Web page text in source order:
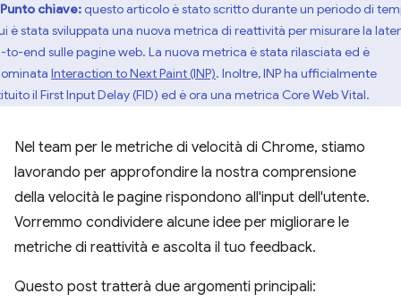
Punto chiave:questo articolo è stato scritto durante un periodo di
è stata sviluppata una nuova metrica di reattività per misurare la
to-end sulle pagine web. La nuova metrica è stata rilasciata ed è
Interaction to Next Paint (INP). Inoltre, INP ha ufficialmente
il First Input Delay (FID) ed è ora una metrica Core Web Vital.
Nel team per le metriche di velocità di Chrome, stiamo
lavorando per approfondire la nostra comprensione
della velocità le pagine rispondono all'input dell'utente.
Vorremmo condividere alcune idee per migliorare le
metriche di reattività e ascolta il tuo feedback.
Questo post tratterà due argomenti principali: